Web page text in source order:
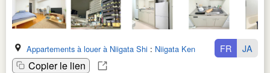
Appartements à louer à Niigata Shi : Niigata Ken
Copier le lien
FR JA